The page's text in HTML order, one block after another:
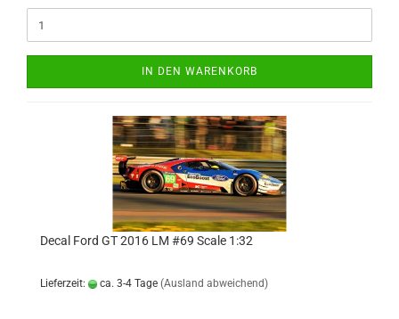
IN DEN WARENKORB
Decal Ford GT 2016 LM #69 Scale 1:32
Lieferzeit: ca. 3-4 Tage (Ausland abweichend)